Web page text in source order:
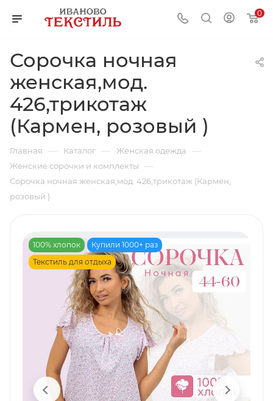
0
Сорочка ночная
женская,мод.
426,трикотаж
(Кармен, розовый )
Главная — Каталог — Женская одежда —
Женские сорочки и комплекты —
Сорочка ночная женская,мод. 426,трикотаж (Кармен,
розовый )
100% хлопок
Купили 1000+ раз
Текстиль для отдыха